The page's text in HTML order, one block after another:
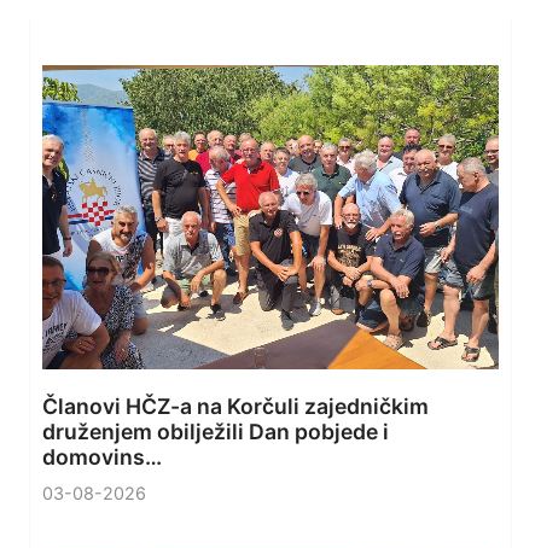
Članovi HČZ-a na Korčuli zajedničkim
druženjem obilježili Dan pobjede i
domovins…
03-08-2026